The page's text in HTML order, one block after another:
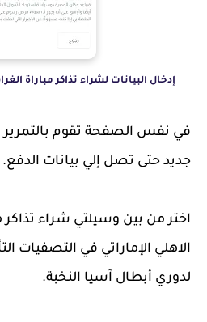
إدخال البيانات لشراء تذاكر مباراة
في نفس الصفحة تقوم بالتمرير
جديد حتى تصل إلي بيانات الدفع.
اختر من بين وسيلتي شراء تذاكر
الاهلي الإماراتي في التصفيات
لدوري أبطال آسيا النخبة.